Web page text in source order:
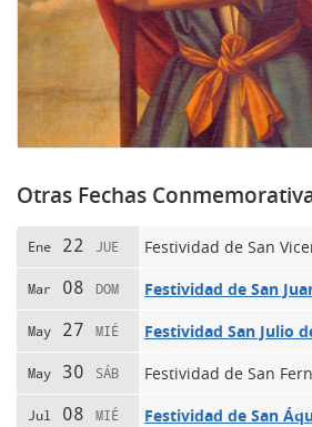
Otras Fechas
Ene 22 JUE Festividad de San
Mar 08 DOM Festividad de San
May 27 MIÉ Festividad San Julio
May 30 SÁB Festividad de San
Jul 08 MIÉ Festividad de San